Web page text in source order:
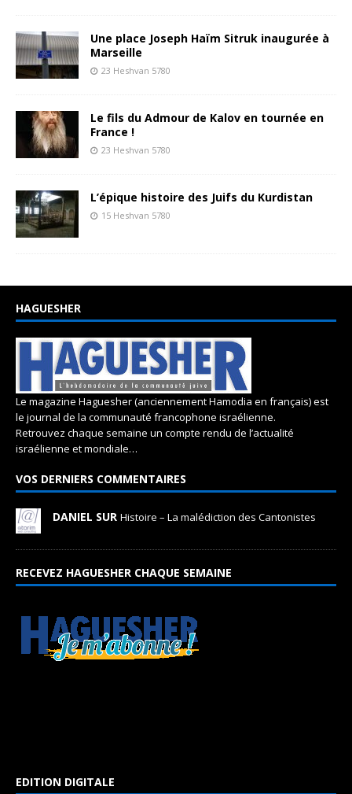
Une place Joseph Haïm Sitruk inaugurée à
Marseille
23 Heshvan 5780
Le fils du Admour de Kalov en tournée en
France !
23 Heshvan 5780
L’épique histoire des Juifs du Kurdistan
15 Heshvan 5780
HAGUESHER
Le magazine Haguesher (anciennement Hamodia en français) est
le journal de la communauté francophone israélienne.
Retrouvez chaque semaine un compte rendu de l’actualité
israélienne et mondiale…
VOS DERNIERS COMMENTAIRES
DANIEL SUR Histoire – La malédiction des Cantonistes
RECEVEZ HAGUESHER CHAQUE SEMAINE
EDITION DIGITALE